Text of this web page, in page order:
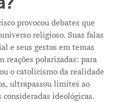
provocou debates que
religioso. Suas falas
e seus gestos em temas
reações polarizadas: para
o catolicismo da realidade
ultrapassou limites ao
consideradas ideológicas.